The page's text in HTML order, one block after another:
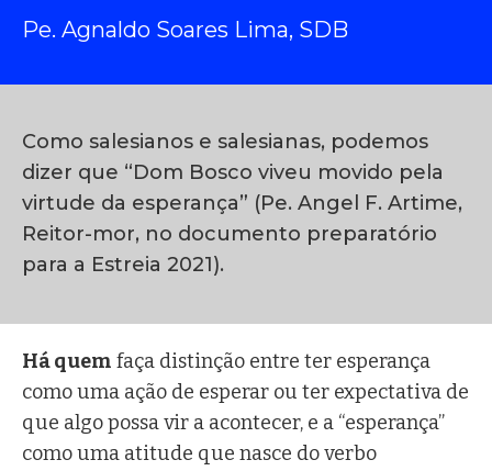
Pe. Agnaldo Soares Lima, SDB
Como salesianos e salesianas, podemos
dizer que “Dom Bosco viveu movido pela
virtude da esperança” (Pe. Angel F. Artime,
Reitor-mor, no documento preparatório
para a Estreia 2021).
Há quem faça distinção entre ter esperança
como uma ação de esperar ou ter expectativa de
que algo possa vir a acontecer, e a “esperança”
como uma atitude que nasce do verbo